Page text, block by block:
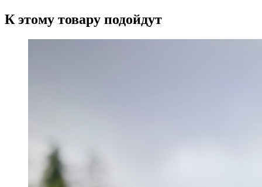
К этому товару подойдут